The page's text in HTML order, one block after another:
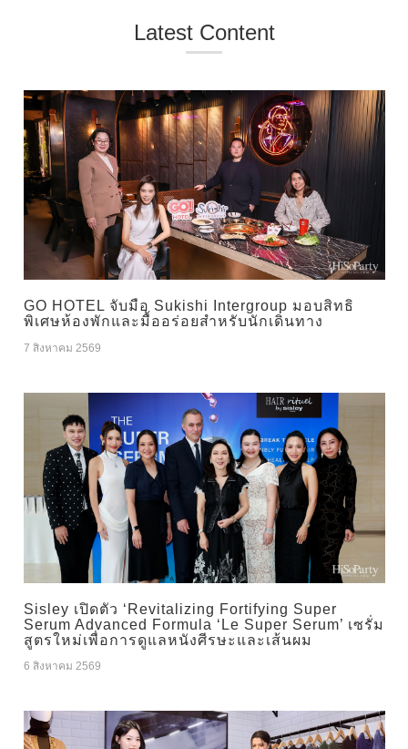
Latest Content
GO HOTEL จับมือ Sukishi Intergroup มอบสิทธิ
พิเศษห้องพักและมื้ออร่อยสำหรับนักเดินทาง
7 สิงหาคม 2569
Sisley เปิดตัว ‘Revitalizing Fortifying Super
Serum Advanced Formula ‘Le Super Serum’ เซรั่ม
สูตรใหม่เพื่อการดูแลหนังศีรษะและเส้นผม
6 สิงหาคม 2569